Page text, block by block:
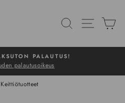
HAKU
Pysäytä
PALAUTUS!
palautusoikeus
Keittiötuotteet